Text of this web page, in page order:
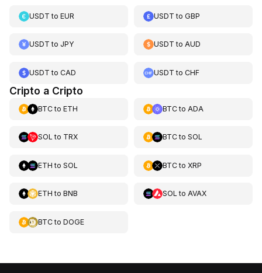
USDT to EUR USDT toGBP
USDT to JPY USDT toAUD
USDT to CAD USDT toCHF
Cripto a Cripto
BTCto ETH BTCto ADA
SOL to TRX BTCto SOL
ETH to SOL BTCto XRP
ETH to BNB SOL to AVAX
BTCto DOGE